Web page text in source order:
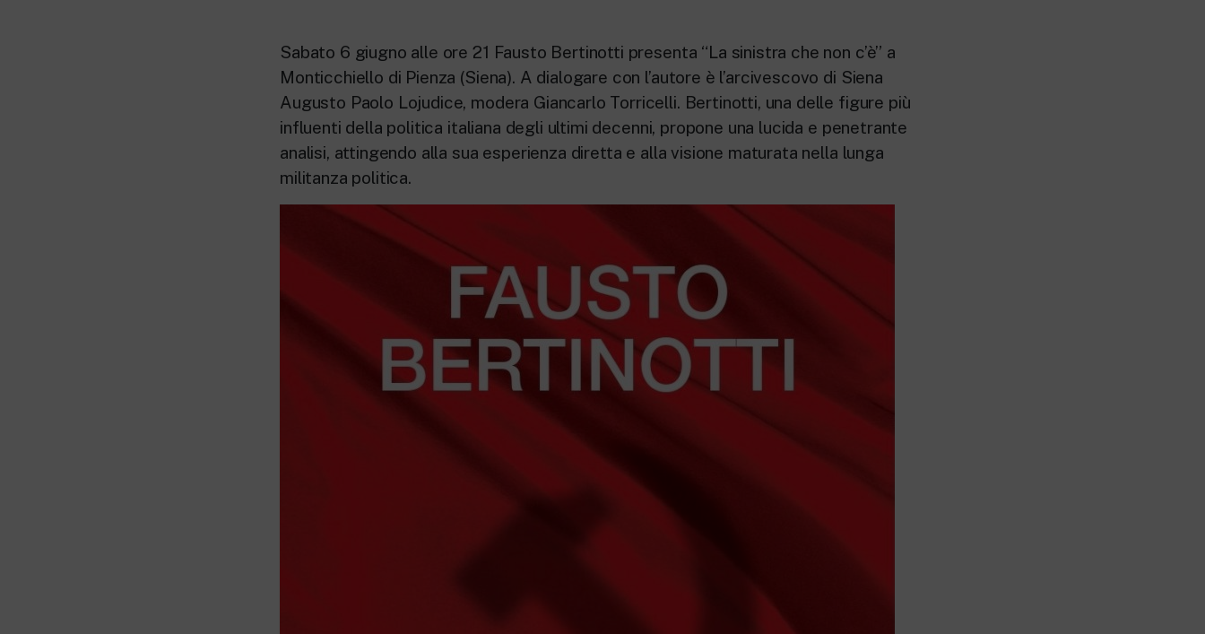
Sabato 6 giugno alle ore 21 Fausto Bertinotti presenta “La sinistra che non c’è” a
Monticchiello di Pienza (Siena). A dialogare con l’autore è l’arcivescovo di Siena
Augusto Paolo Lojudice, modera Giancarlo Torricelli. Bertinotti, una delle figure più
influenti della politica italiana degli ultimi decenni, propone una lucida e penetrante
analisi, attingendo alla sua esperienza diretta e alla visione maturata nella lunga
militanza politica.